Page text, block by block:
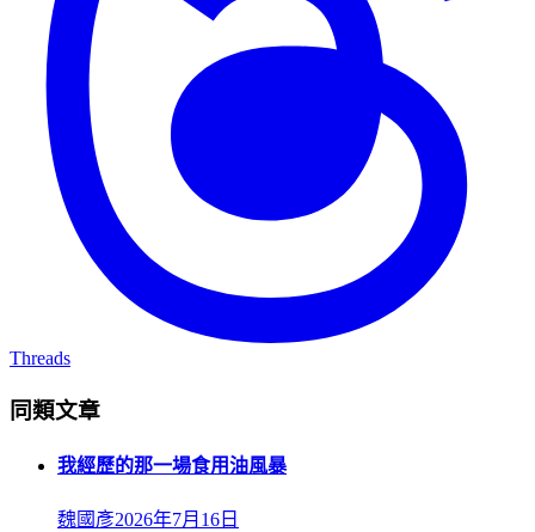
Threads
同類文章
我經歷的那一場食用油風暴
魏國彥2026年7月16日